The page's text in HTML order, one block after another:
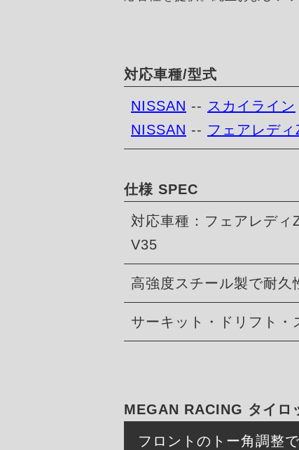
対応車種/型式
NISSAN -- スカイライン
NISSAN -- フェアレディ
仕様 SPEC
対応車種：フェアレディ
V35
高強度スチール製で耐久
サーキット・ドリフト・
MEGAN RACING タイロ
フロントのトー角調整